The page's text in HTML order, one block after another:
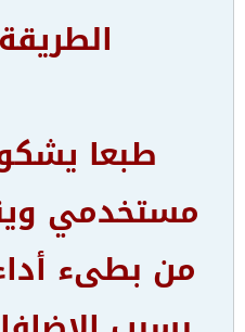
طبعا
مستخدمي
من بطىء